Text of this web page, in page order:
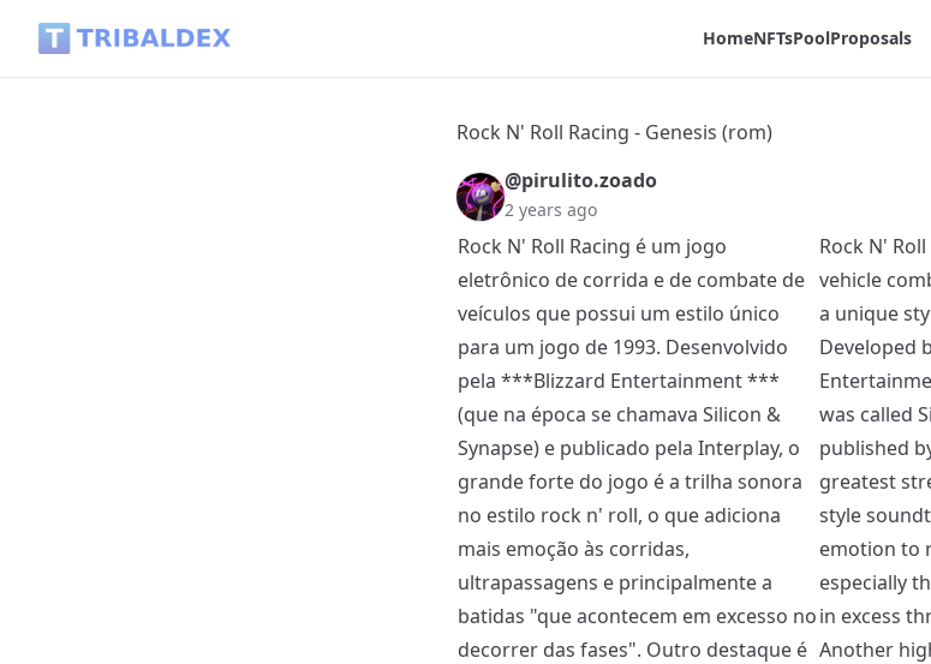
HomeNFTsPoolProposals
Rock N' Roll Racing - Genesis (rom)
@pirulito.zoado
2 years ago
Rock N' Roll Racing é um jogo
eletrônico de corrida e de combate de
veículos que possui um estilo único
para um jogo de 1993. Desenvolvido
pela ***Blizzard Entertainment ***
(que na época se chamava Silicon &
Synapse) e publicado pela Interplay, o
grande forte do jogo é a trilha sonora
no estilo rock n' roll, o que adiciona
mais emoção às corridas,
ultrapassagens e principalmente a
batidas "que acontecem em excesso no
decorrer das fases". Outro destaque é
Rock N'
vehicle
a unique
Developed
was called
published
greatest
style
emotion to
especially
in excess
Another